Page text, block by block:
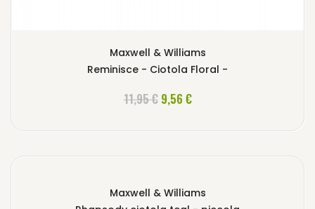
Maxwell & Williams
Reminisce - Ciotola Floral -
11,95 € 9,56 €
AGGIUNGI AL CARRELLO
Maxwell & Williams